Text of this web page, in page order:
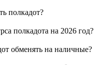
полкадот?
полкадота на 2026 год?
обменять на наличные?